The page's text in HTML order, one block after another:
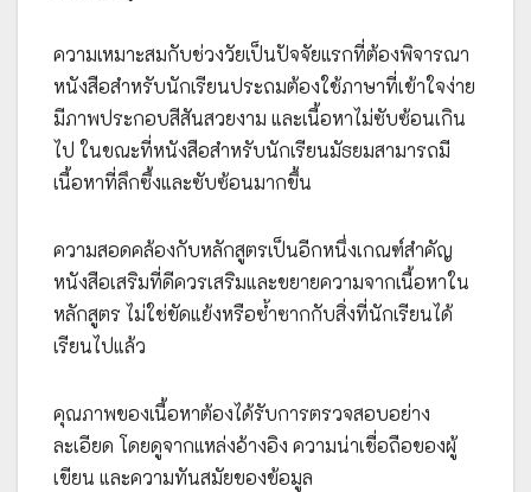
ความเหมาะสมกับช่วงวัยเป็นปัจจัยแรกที่ต้องพิจารณา
หนังสือสำหรับนักเรียนประถมต้องใช้ภาษาที่เข้าใจง่าย
มีภาพประกอบสีสันสวยงาม และเนื้อหาไม่ซับซ้อนเกิน
ไป ในขณะที่หนังสือสำหรับนักเรียนมัธยมสามารถมี
เนื้อหาที่ลึกซึ้งและซับซ้อนมากขึ้น
ความสอดคล้องกับหลักสูตรเป็นอีกหนึ่งเกณฑ์สำคัญ
หนังสือเสริมที่ดีควรเสริมและขยายความจากเนื้อหาใน
หลักสูตร ไม่ใช่ขัดแย้งหรือซ้ำซากกับสิ่งที่นักเรียนได้
เรียนไปแล้ว
คุณภาพของเนื้อหาต้องได้รับการตรวจสอบอย่าง
ละเอียด โดยดูจากแหล่งอ้างอิง ความน่าเชื่อถือของผู้
เขียน และความทันสมัยของข้อมูล